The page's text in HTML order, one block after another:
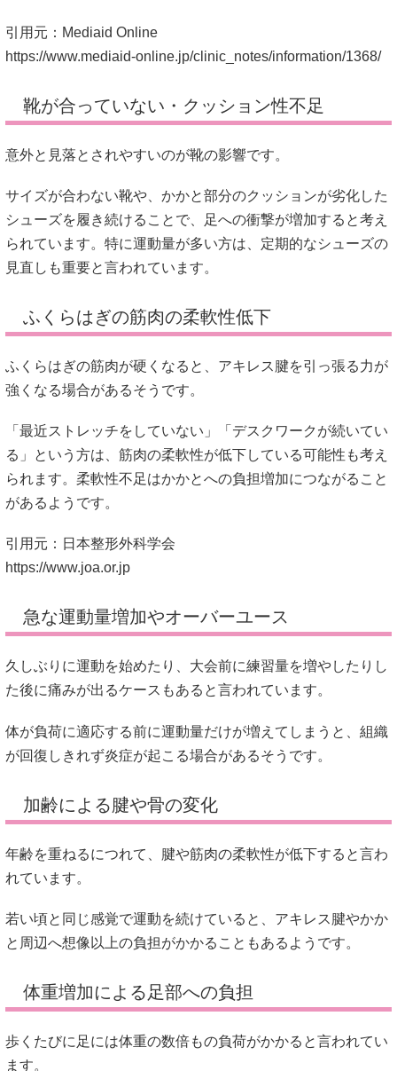
引用元：Mediaid Online
https://www.mediaid-online.jp/clinic_notes/information/1368/
靴が合っていない・クッション性不足
意外と見落とされやすいのが靴の影響です。
サイズが合わない靴や、かかと部分のクッションが劣化した
シューズを履き続けることで、足への衝撃が増加すると考え
られています。特に運動量が多い方は、定期的なシューズの
見直しも重要と言われています。
ふくらはぎの筋肉の柔軟性低下
ふくらはぎの筋肉が硬くなると、アキレス腱を引っ張る力が
強くなる場合があるそうです。
「最近ストレッチをしていない」「デスクワークが続いてい
る」という方は、筋肉の柔軟性が低下している可能性も考え
られます。柔軟性不足はかかとへの負担増加につながること
があるようです。
引用元：日本整形外科学会
https://www.joa.or.jp
急な運動量増加やオーバーユース
久しぶりに運動を始めたり、大会前に練習量を増やしたりし
た後に痛みが出るケースもあると言われています。
体が負荷に適応する前に運動量だけが増えてしまうと、組織
が回復しきれず炎症が起こる場合があるそうです。
加齢による腱や骨の変化
年齢を重ねるにつれて、腱や筋肉の柔軟性が低下すると言わ
れています。
若い頃と同じ感覚で運動を続けていると、アキレス腱やかか
と周辺へ想像以上の負担がかかることもあるようです。
体重増加による足部への負担
歩くたびに足には体重の数倍もの負荷がかかると言われてい
ます。